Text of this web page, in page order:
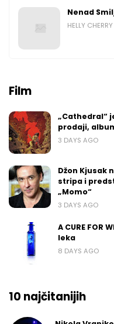
Nenad
HELLY CHERRY
Film
„Cathedral“
prodaji,
3 DAYS AGO
Džon Kjusak
stripa i
„Momo“
3 DAYS AGO
A CURE FOR
leka
8 DAYS AGO
10 najčitanijih